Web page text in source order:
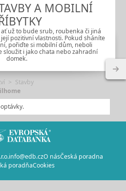
A MOBILNÍ
už to bude srub, roubenka či jiná
pozitivní vlastnosti. Pokud sháníte
pořiďte si mobilní dům, neboli
sloužit i jako chata nebo zahradní
domek.
Stavby
info@edb.czO násČeská poradna
poradňaCookies